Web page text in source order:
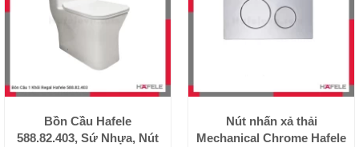
Bồn Cầu Hafele
588.82.403, Sứ Nhựa, Nút
Nút nhấn xả thải
Mechanical Chrome Hafele